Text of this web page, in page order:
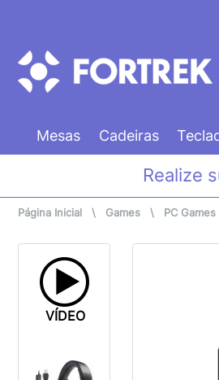
Mesas Cadeiras
Realize
Página Inicial \ Games \ PC Games
VÍDEO